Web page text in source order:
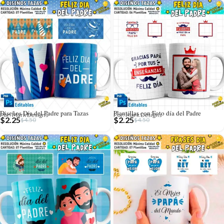
Diseños Día del Padre para Tazas
Por: Mark Designs
$4.50
$2.25
Plantillas con Foto día del Padre
Por: Mark Designs
$4.50
$2.25